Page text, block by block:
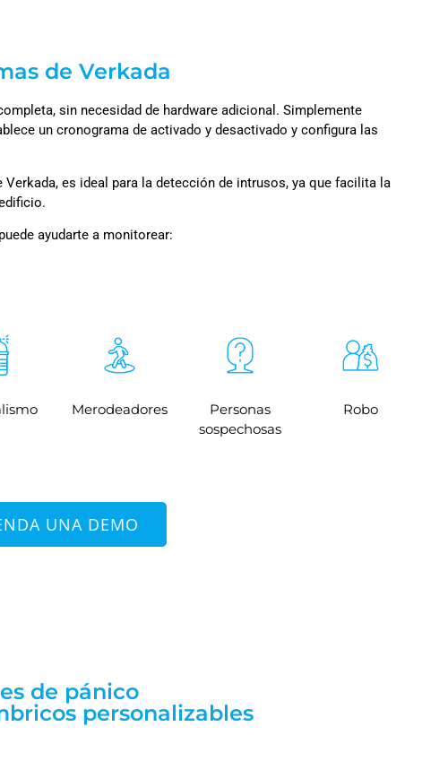
de Verkada
sin necesidad de hardware adicional. Simplemente
un cronograma de activado y desactivado y configura las
es ideal para la detección de intrusos, ya que facilita la
ayudarte a monitorear:
Merodeadores
Personas
sospechosas
Robo
UNA DEMO
de pánico
personalizables